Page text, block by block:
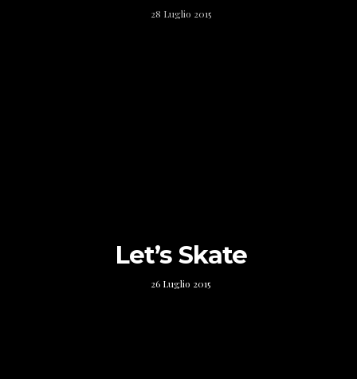
28 Luglio 2015
Let’s Skate
26 Luglio 2015